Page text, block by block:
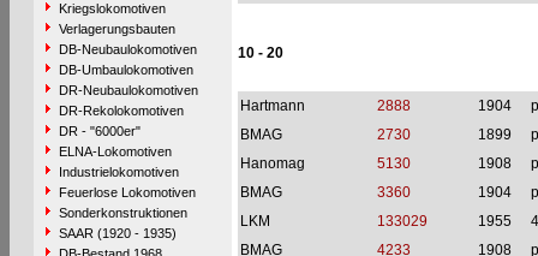
Kriegslokomotiven
Verlagerungsbauten
DB-Neubaulokomotiven
DB-Umbaulokomotiven
DR-Neubaulokomotiven
DR-Rekolokomotiven
DR - "6000er"
ELNA-Lokomotiven
Industrielokomotiven
Feuerlose Lokomotiven
Sonderkonstruktionen
SAAR (1920 - 1935)
10 - 20
Hartmann 2888 1904
BMAG
2730 1899
Hanomag
5130 1908
BMAG
3360 1904
LKM
133029 1955
BMAG
4233 1908